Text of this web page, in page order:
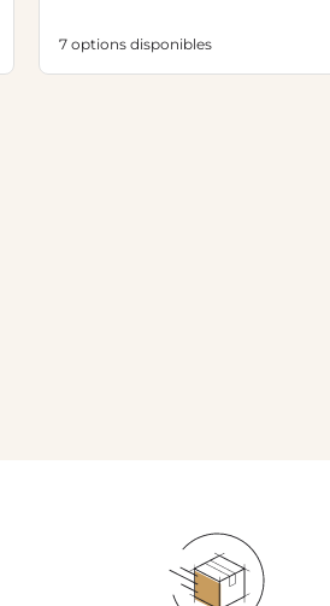
7 options disponibles